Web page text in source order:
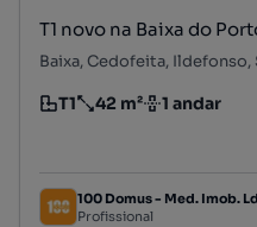
T1 novo na Baixa do
Tipologia
T1
Preço por metro quadrado
42 m²
Andar 1 andar
100 Domus - Med. Imob.
Profissional